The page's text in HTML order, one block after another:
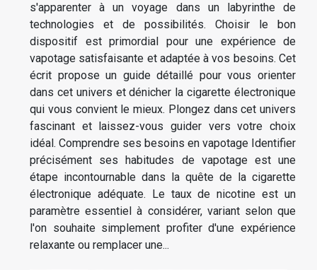
s'apparenter à un voyage dans un labyrinthe de
technologies et de possibilités. Choisir le bon
dispositif est primordial pour une expérience de
vapotage satisfaisante et adaptée à vos besoins. Cet
écrit propose un guide détaillé pour vous orienter
dans cet univers et dénicher la cigarette électronique
qui vous convient le mieux. Plongez dans cet univers
fascinant et laissez-vous guider vers votre choix
idéal. Comprendre ses besoins en vapotage Identifier
précisément ses habitudes de vapotage est une
étape incontournable dans la quête de la cigarette
électronique adéquate. Le taux de nicotine est un
paramètre essentiel à considérer, variant selon que
l'on souhaite simplement profiter d'une expérience
relaxante ou remplacer une...